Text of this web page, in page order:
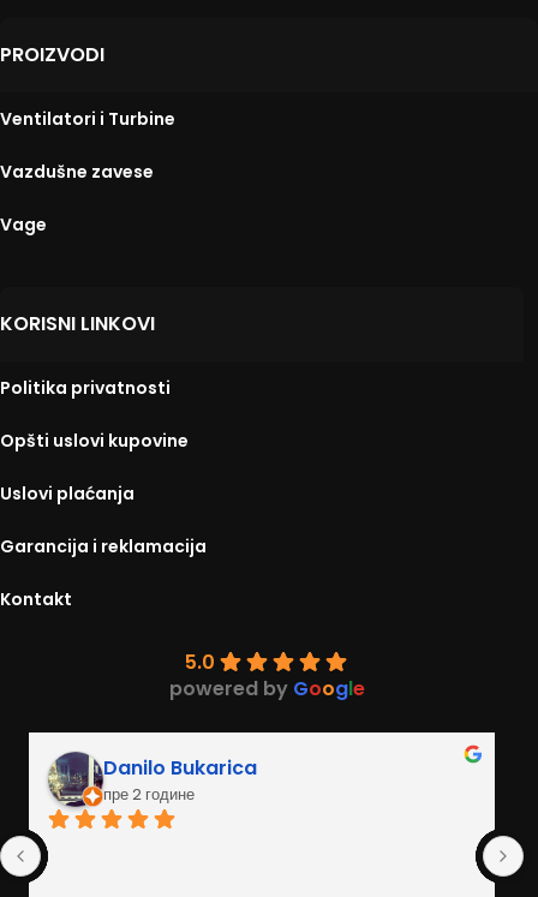
PROIZVODI
Ventilatori i Turbine
Vazdušne zavese
Vage
KORISNI LINKOVI
Politika privatnosti
Opšti uslovi kupovine
Uslovi plaćanja
Garancija i reklamacija
Kontakt
5.0
powered by Google
Danilo Bukarica
пре 2 године